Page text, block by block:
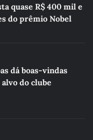
quase R$ 400 mil e
do prêmio Nobel
dá boas-vindas
do clube